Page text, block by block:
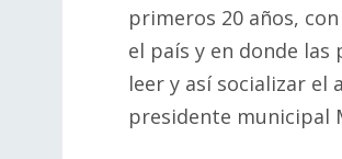
primeros 20 años,
el país y en donde las
leer y así socializar el
presidente municipal